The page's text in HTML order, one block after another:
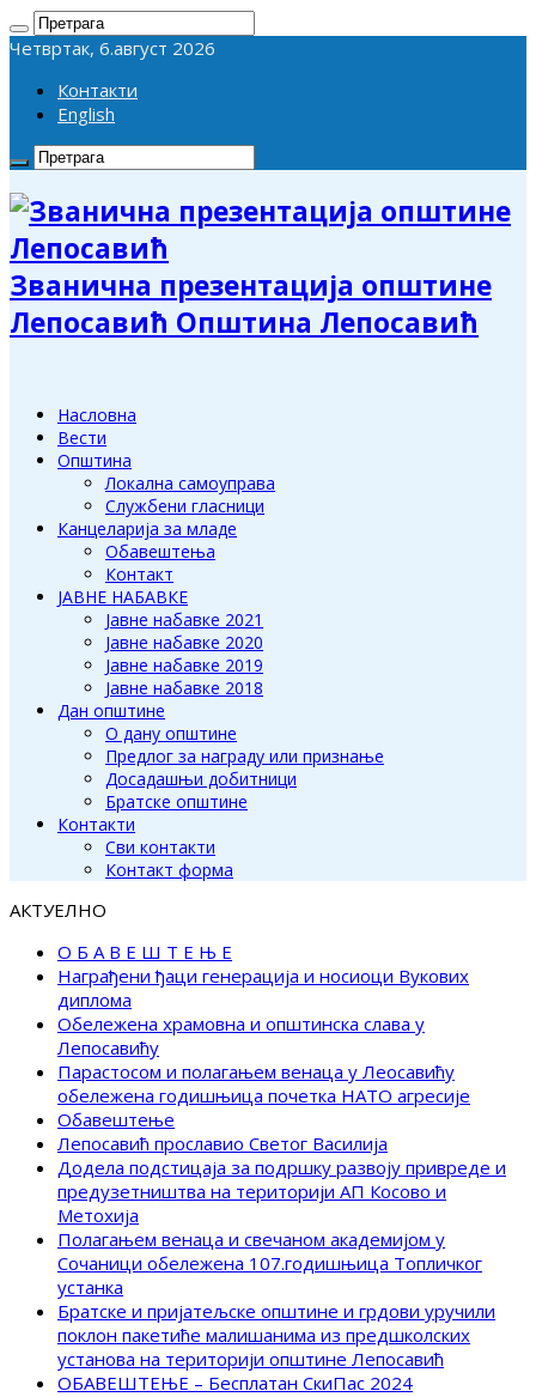
Четвртак, 6.август 2026
Контакти
English
Званична презентација општине
Лепосавић Општина Лепосавић
Насловна
Вести
Општина
Локална самоуправа
Службени гласници
Канцеларија за младе
Обавештења
Контакт
ЈАВНЕ НАБАВКЕ
Јавне набавке 2021
Јавне набавке 2020
Јавне набавке 2019
Јавне набавке 2018
Дан општине
О дану општине
Предлог за награду или признање
Досадашњи добитници
Братске општине
Контакти
Сви контакти
Контакт форма
АКТУЕЛНО
О Б А В Е Ш Т Е Њ Е
Награђени ђаци генерација и носиоци Вукових
диплома
Обележена храмовна и општинска слава у
Лепосавићу
Парастосом и полагањем венаца у Леосавићу
обележена годишњица почетка НАТО агресије
Обавештење
Лепосавић прославио Светог Василија
Додела подстицаја за подршку развоју привреде и
предузетништва на територији АП Косово и
Метохија
Полагањем венаца и свечаном академијом у
Сочаници обележена 107.годишњица Топличког
устанка
Братске и пријатељске општине и грдови уручили
поклон пакетиће малишанима из предшколских
установа на територији општине Лепосавић
ОБАВЕШТЕЊЕ – Бесплатан СкиПас 2024